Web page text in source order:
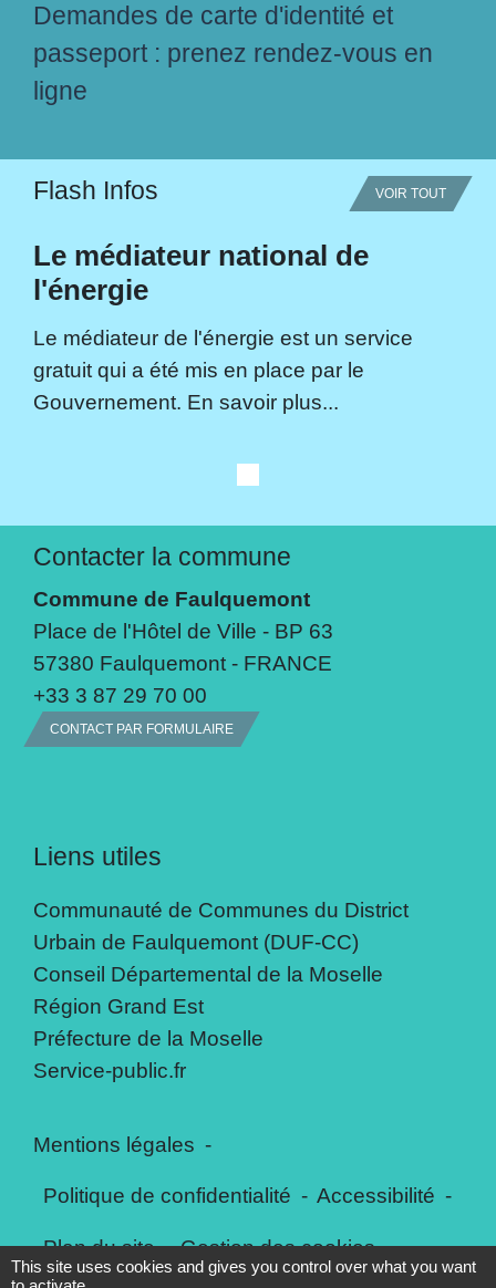
Demandes de carte d'identité et
passeport : prenez rendez-vous en
ligne
Flash Infos VOIR TOUT
Le médiateur national de
l'énergie
Le médiateur de l'énergie est un service
gratuit qui a été mis en place par le
Gouvernement. En savoir plus...
Contacter la commune
Commune de Faulquemont
Place de l'Hôtel de Ville - BP 63
57380 Faulquemont - FRANCE
+33 3 87 29 70 00
CONTACT PAR FORMULAIRE
Liens utiles
Communauté de Communes du District
Urbain de Faulquemont (DUF-CC)
Conseil Départemental de la Moselle
Région Grand Est
Préfecture de la Moselle
Service-public.fr
Mentions légales -
Politique de confidentialité - Accessibilité -
Plan du site - Gestion des cookies
This site uses cookies and gives you control over what you want